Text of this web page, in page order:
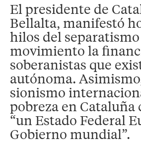
El presidente de
Bellalta, manifestó
hilos del
movimiento la
soberanistas que
autónoma.
sionismo
pobreza en Cataluña
“un Estado Federal
Gobierno mundial”.